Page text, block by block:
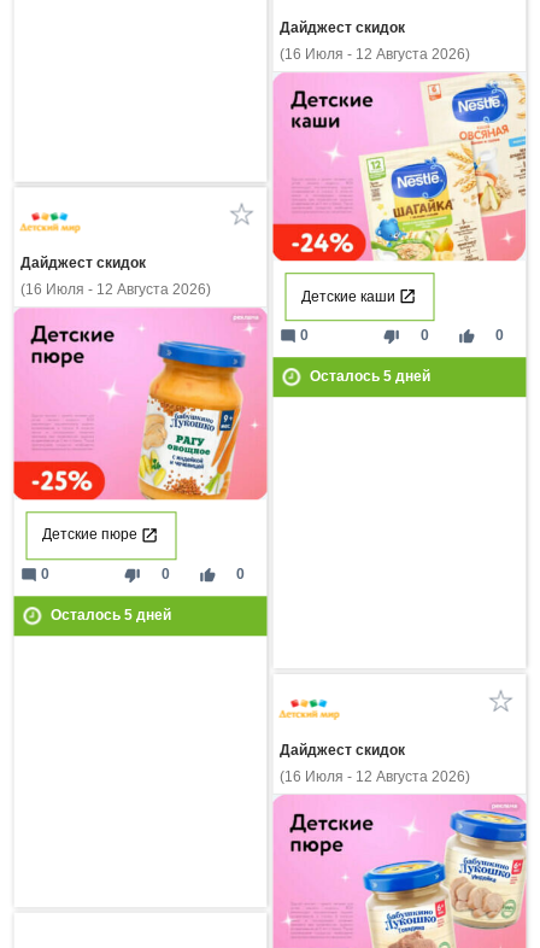
Дайджест скидок
(16 Июля - 12 Августа 2026)
Детские каши
thumb_down 0 thumb_up 0
mode_comment 0
Осталось 5дней
Дайджест скидок
(16 Июля - 12 Августа 2026)
Детские пюре
thumb_down 0 thumb_up 0
mode_comment 0
Осталось 5дней
Дайджест скидок
(16 Июля - 12 Августа 2026)